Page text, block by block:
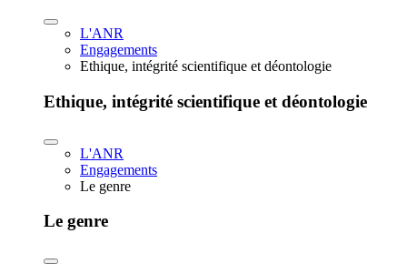
L'ANR
Engagements
Ethique, intégrité scientifique et déontologie
Ethique, intégrité scientifique et déontologie
L'ANR
Engagements
Le genre
Le genre